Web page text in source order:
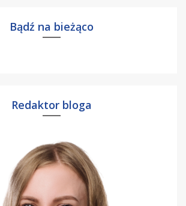
Bądź na bieżąco
Redaktor bloga